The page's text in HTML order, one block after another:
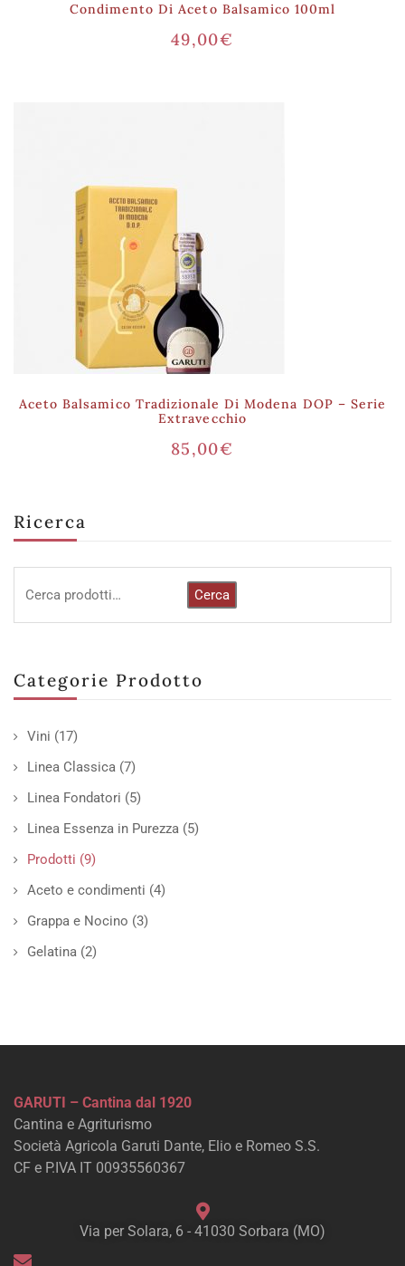
Ricerca
Cerca
Categorie Prodotto
Vini (17)
Linea Classica (7)
Linea Fondatori (5)
Linea Essenza in Purezza (5)
Prodotti (9)
Aceto e condimenti (4)
Grappa e Nocino (3)
Gelatina (2)
Condimento Di Aceto Balsamico 100ml
49,00€
Aceto Balsamico Tradizionale Di Modena DOP – Serie
Extravecchio
85,00€
GARUTI – Cantina dal 1920
Cantina e Agriturismo
Società Agricola Garuti Dante, Elio e Romeo S.S.
CF e P.IVA IT 00935560367
Via per Solara, 6 - 41030 Sorbara (MO)